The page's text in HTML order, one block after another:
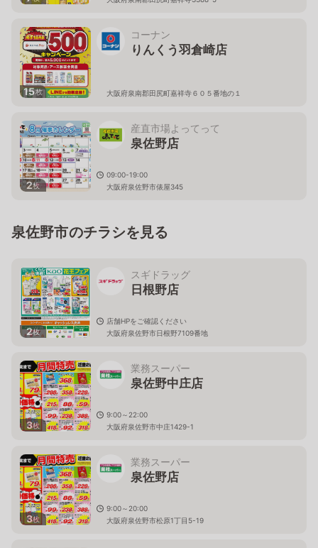
15枚
コーナン
りんくう羽倉崎店
大阪府泉南郡田尻町嘉祥寺６０５番地の１
2枚
産直市場よってって
泉佐野店
09:00-19:00
大阪府泉佐野市俵屋345
泉佐野市のチラシを見る
2枚
スギドラッグ
日根野店
店舗HPをご確認ください
大阪府泉佐野市日根野7109番地
3枚
業務スーパー
泉佐野中庄店
9:00～22:00
大阪府泉佐野市中庄1429-1
3枚
業務スーパー
泉佐野店
9:00～20:00
大阪府泉佐野市松原1丁目5-19